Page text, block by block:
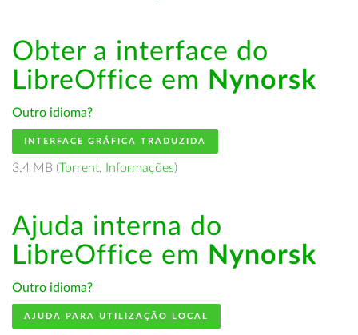
Obter a interface do
LibreOffice em Nynorsk
Outro idioma?
INTERFACE GRÁFICA TRADUZIDA
3.4 MB (Torrent, Informações)
Ajuda interna do
LibreOffice em Nynorsk
Outro idioma?
AJUDA PARA UTILIZAÇÃO LOCAL